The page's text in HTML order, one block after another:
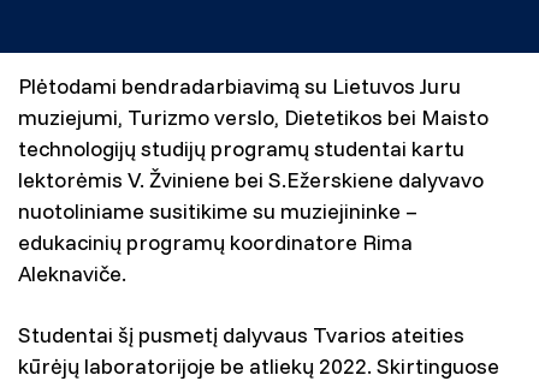
Plėtodami bendradarbiavimą su Lietuvos Juru
muziejumi, Turizmo verslo, Dietetikos bei Maisto
technologijų studijų programų studentai kartu
lektorėmis V. Žviniene bei S.Ežerskiene dalyvavo
nuotoliniame susitikime su muziejininke –
edukacinių programų koordinatore Rima
Aleknaviče.
Studentai šį pusmetį dalyvaus Tvarios ateities
kūrėjų laboratorijoje be atliekų 2022. Skirtinguose